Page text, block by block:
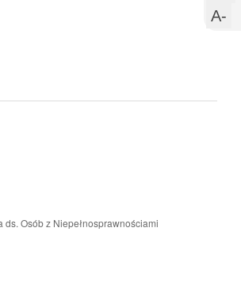
A-
ds. Osób z Niepełnosprawnościami